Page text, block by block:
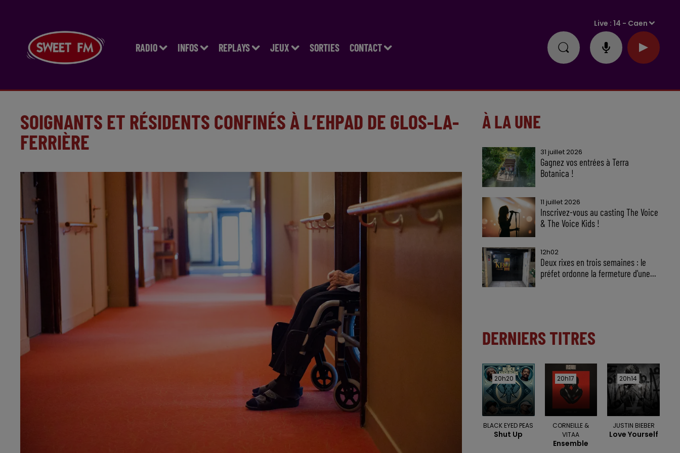
RADIO INFOS REPLAYS JEUX SORTIES CONTACT
Live :14 - Caen
SOIGNANTS ET RÉSIDENTS CONFINÉS À L’EHPAD DE GLOS-LA-
FERRIÈRE
À LA UNE
31 juillet 2026
Gagnez vos entrées à Terra
Botanica !
11 juillet 2026
Inscrivez-vous au casting The Voice
& The Voice Kids !
12h02
Deux rixes en trois semaines : le
préfet ordonne la fermeture d'une...
DERNIERS TITRES
20h20
20h20
BLACK EYED PEAS
Shut Up
20h17
20h17
CORNEILLE &
VITAA
Ensemble
20h14
20h14
JUSTIN BIEBER
Love Yourself